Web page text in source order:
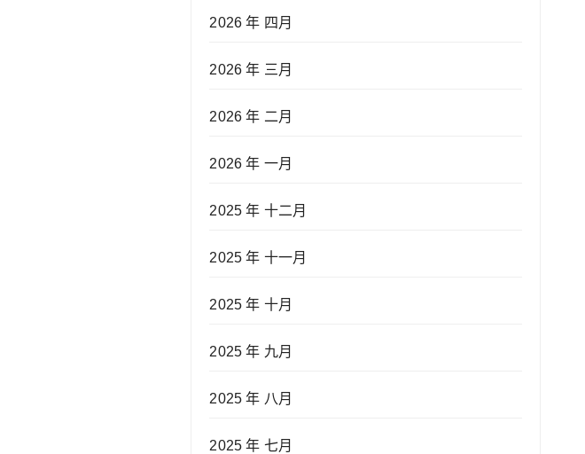
2026 年 四月
2026 年 三月
2026 年 二月
2026 年 一月
2025 年 十二月
2025 年 十一月
2025 年 十月
2025 年 九月
2025 年 八月
2025 年 七月